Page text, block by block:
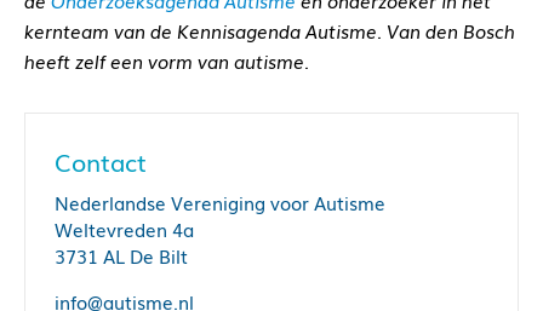
kernteam van de Kennisagenda Autisme. Van den Bosch
heeft zelf een vorm van autisme.
Contact
Nederlandse Vereniging voor Autisme
Weltevreden 4a
3731 AL De Bilt
info@autisme.nl